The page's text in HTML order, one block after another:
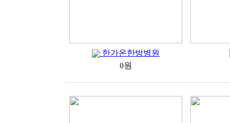
한가온한방병원
0원